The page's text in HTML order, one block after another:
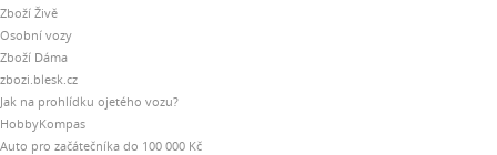
Zboží Živě
Osobní vozy
Zboží Dáma
zbozi.blesk.cz
Jak na prohlídku ojetého vozu?
HobbyKompas
Auto pro začátečníka do 100 000 Kč